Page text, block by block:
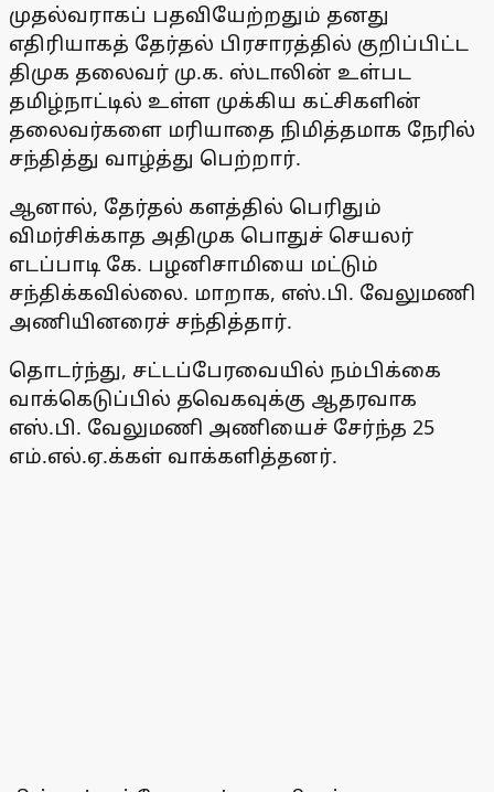
முதல்வராகப் பதவியேற்றதும் தனது
எதிரியாகத் தேர்தல் பிரசாரத்தில் குறிப்பிட்ட
திமுக தலைவர் மு.க. ஸ்டாலின் உள்பட
தமிழ்நாட்டில் உள்ள முக்கிய கட்சிகளின்
தலைவர்களை மரியாதை நிமித்தமாக நேரில்
சந்தித்து வாழ்த்து பெற்றார்.
ஆனால், தேர்தல் களத்தில் பெரிதும்
விமர்சிக்காத அதிமுக பொதுச் செயலர்
எடப்பாடி கே. பழனிசாமியை மட்டும்
சந்திக்கவில்லை. மாறாக, எஸ்.பி. வேலுமணி
அணியினரைச் சந்தித்தார்.
தொடர்ந்து, சட்டப்பேரவையில் நம்பிக்கை
வாக்கெடுப்பில் தவெகவுக்கு ஆதரவாக
எஸ்.பி. வேலுமணி அணியைச் சேர்ந்த 25
எம்.எல்.ஏ.க்கள் வாக்களித்தனர்.